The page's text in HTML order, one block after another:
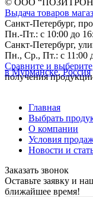
Выдача товаров
Санкт-Петербург,
Пн.-Пт.: с 10:00 до
Санкт-Петербург,
Пн., Ср., Пт.: с 11:00
Сравните и выберите
получения
в Мурманске, Россия
Главная
Выбрать
О компании
Условия
Новости и
Заказать звонок
Оставьте заявку и
ближайшее время!